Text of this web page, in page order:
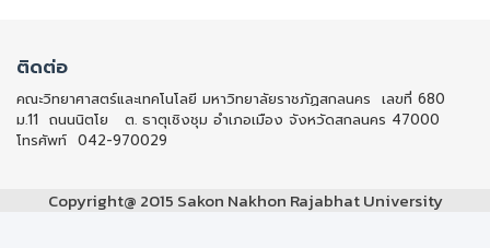
ติดต่อ
คณะวิทยาศาสตร์และเทคโนโลยี มหาวิทยาลัยราชภัฏสกลนคร เลขที่ 680
ม.11 ถนนนิตโย ต. ธาตุเชิงชุม อำเภอเมือง จังหวัดสกลนคร 47000
โทรศัพท์ 042-970029
Copyright@ 2015 Sakon Nakhon Rajabhat University